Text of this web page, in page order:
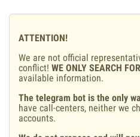
ATTENTION!
We are not official
conflict! WE ONLY SEARCH
available information.
The telegram bot is the only
have call-centers, neither we
accounts.